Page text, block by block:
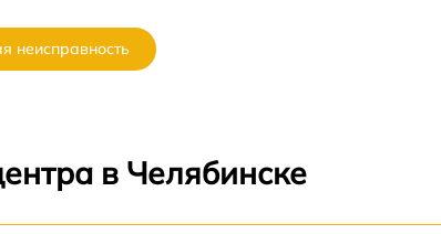
неисправность
в Челябинске